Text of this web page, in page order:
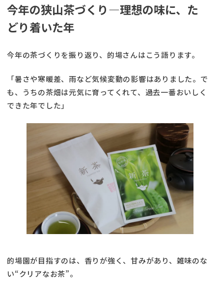
今年の狭山茶づくり―理想の味に、た
どり着いた年
今年の茶づくりを振り返り、的場さんはこう語ります。
「暑さや寒暖差、雨など気候変動の影響はありました。で
も、うちの茶畑は元気に育ってくれて、過去一番おいしく
できた年でした」
的場園が目指すのは、香りが強く、甘みがあり、雑味のな
い“クリアなお茶”。